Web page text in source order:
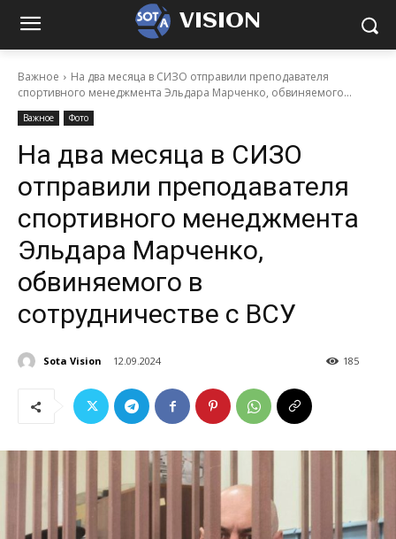
VISION
Важное
На два месяца в СИЗО отправили преподавателя
спортивного менеджмента Эльдара Марченко, обвиняемого...
Важное Фото
На два месяца в СИЗО
отправили преподавателя
спортивного менеджмента
Эльдара Марченко,
обвиняемого в
сотрудничестве с ВСУ
Sota Vision 12.09.2024 185